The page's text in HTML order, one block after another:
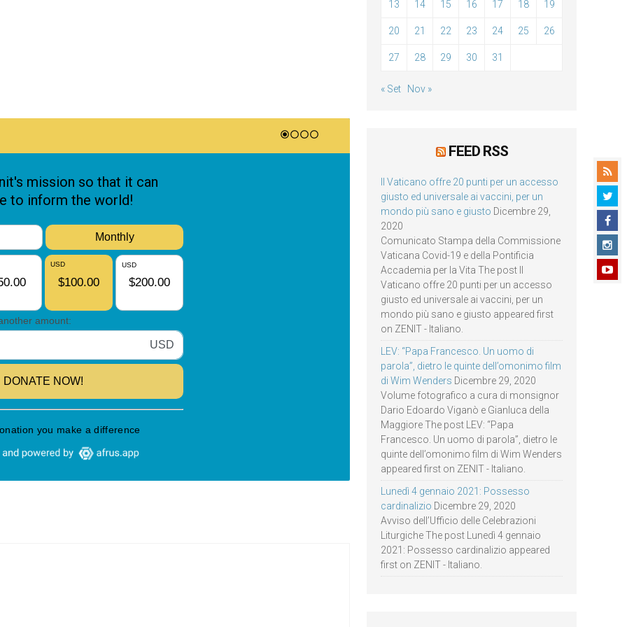
13 14 15 16 17 18 19
20 21 22 23 24 25 26
27 28 29 30 31
« Set Nov »
FEED RSS
Il Vaticano offre 20 punti per un accesso
giusto ed universale ai vaccini, per un
mondo più sano e giusto Dicembre 29,
2020
Comunicato Stampa della Commissione
Vaticana Covid-19 e della Pontificia
Accademia per la Vita The post Il
Vaticano offre 20 punti per un accesso
giusto ed universale ai vaccini, per un
mondo più sano e giusto appeared first
on ZENIT - Italiano.
LEV: “Papa Francesco. Un uomo di
parola”, dietro le quinte dell’omonimo film
di Wim Wenders Dicembre 29, 2020
Volume fotografico a cura di monsignor
Dario Edoardo Viganò e Gianluca della
Maggiore The post LEV: “Papa
Francesco. Un uomo di parola”, dietro le
quinte dell’omonimo film di Wim Wenders
appeared first on ZENIT - Italiano.
Lunedì 4 gennaio 2021: Possesso
cardinalizio Dicembre 29, 2020
Avviso dell’Ufficio delle Celebrazioni
Liturgiche The post Lunedì 4 gennaio
2021: Possesso cardinalizio appeared
first on ZENIT - Italiano.